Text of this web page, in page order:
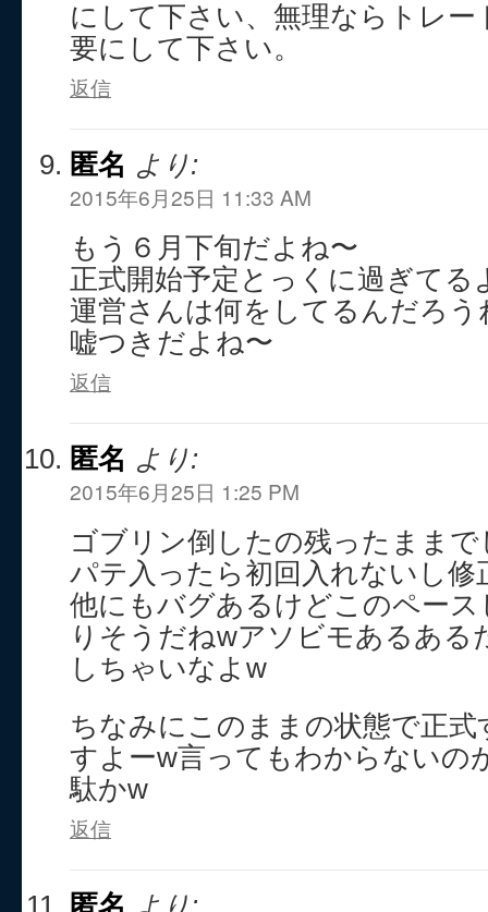
にして下さい、無理ならトレー
要にして下さい。
返信
匿名 より:
2015年6月25日 11:33 AM
もう６月下旬だよね〜
正式開始予定とっくに過ぎてる
運営さんは何をしてるんだろう
嘘つきだよね〜
返信
匿名 より:
2015年6月25日 1:25 PM
ゴブリン倒したの残ったまま
パテ入ったら初回入れないし修
他にもバグあるけどこのペー
りそうだねwアソビモあるある
しちゃいなよw
ちなみにこのままの状態で正
すよーw言ってもわからないの
駄かw
返信
匿名 より: